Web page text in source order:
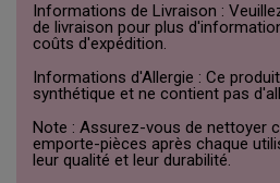
Informations de Livraison :
de livraison pour plus
coûts d'expédition.
Informations d'Allergie : Ce
synthétique et ne contient pas
Note : Assurez-vous de nettoyer
emporte-pièces après chaque
leur qualité et leur durabilité.